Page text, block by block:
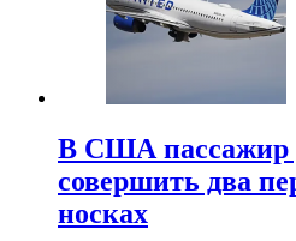
В США пассажир
совершить два
носках